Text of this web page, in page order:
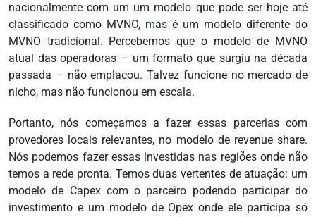
nacionalmente com um um modelo que pode ser hoje até
classificado como MVNO, mas é um modelo diferente do
MVNO tradicional. Percebemos que o modelo de MVNO
atual das operadoras – um formato que surgiu na década
passada – não emplacou. Talvez funcione no mercado de
nicho, mas não funcionou em escala.
Portanto, nós começamos a fazer essas parcerias com
provedores locais relevantes, no modelo de revenue share.
Nós podemos fazer essas investidas nas regiões onde não
temos a rede pronta. Temos duas vertentes de atuação: um
modelo de Capex com o parceiro podendo participar do
investimento e um modelo de Opex onde ele participa só